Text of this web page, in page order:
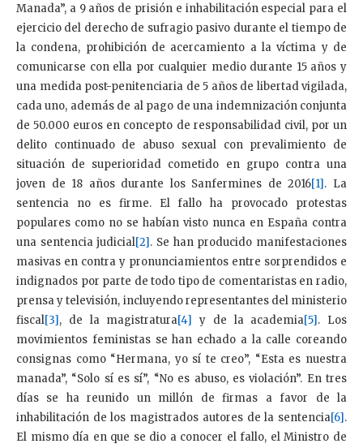
Manada”, a 9 años de prisión e inhabilitación especial para el
ejercicio del derecho de sufragio pasivo durante el tiempo de
la condena, prohibición de acercamiento a la víctima y de
comunicarse con ella por cualquier medio durante 15 años y
una medida post-penitenciaria de 5 años de libertad vigilada,
cada uno, además de al pago de una indemnización conjunta
de 50.000 euros en concepto de responsabilidad civil, por un
delito continuado de abuso sexual con prevalimiento de
situación de superioridad cometido en grupo contra una
joven de 18 años durante los Sanfermines de 2016[1]. La
sentencia no es firme. El fallo ha provocado protestas
populares como no se habían visto nunca en España contra
una sentencia judicial[2]. Se han producido manifestaciones
masivas en contra y pronunciamientos entre sorprendidos e
indignados por parte de todo tipo de comentaristas en radio,
prensa y televisión, incluyendo representantes del ministerio
fiscal[3], de la magistratura[4] y de la academia[5]. Los
movimientos feministas se han echado a la calle coreando
consignas como “Hermana, yo sí te creo”, “Esta es nuestra
manada”, “Solo sí es sí”, “No es abuso, es violación”. En tres
días se ha reunido un millón de firmas a favor de la
inhabilitación de los magistrados autores de la sentencia[6].
El mismo día en que se dio a conocer el fallo, el Ministro de